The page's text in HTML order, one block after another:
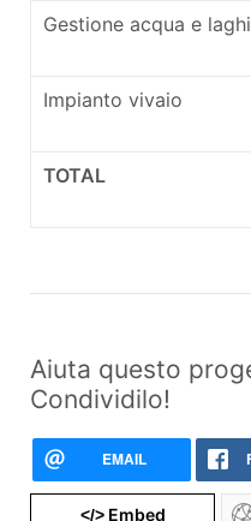
Gestione acqua e laghi
Impianto vivaio
TOTAL
Aiuta questo
Condividilo!
EMAIL
</>Embed